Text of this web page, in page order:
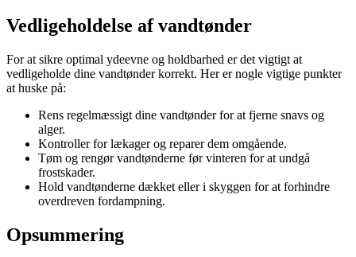
Vedligeholdelse af vandtønder
For at sikre optimal ydeevne og holdbarhed er det vigtigt at
vedligeholde dine vandtønder korrekt. Her er nogle vigtige punkter
at huske på:
Rens regelmæssigt dine vandtønder for at fjerne snavs og
alger.
Kontroller for lækager og reparer dem omgående.
Tøm og rengør vandtønderne før vinteren for at undgå
frostskader.
Hold vandtønderne dækket eller i skyggen for at forhindre
overdreven fordampning.
Opsummering